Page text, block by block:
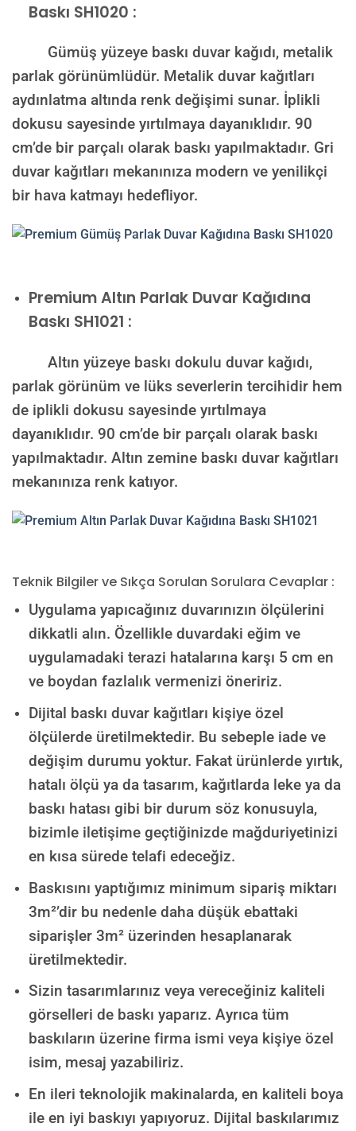
Baskı SH1020 :
Gümüş yüzeye baskı duvar kağıdı, metalik
parlak görünümlüdür. Metalik duvar kağıtları
aydınlatma altında renk değişimi sunar. İplikli
dokusu sayesinde yırtılmaya dayanıklıdır. 90
cm’de bir parçalı olarak baskı yapılmaktadır. Gri
duvar kağıtları mekanınıza modern ve yenilikçi
bir hava katmayı hedefliyor.
PremiumAltın Parlak Duvar Kağıdına
Baskı SH1021 :
Altın yüzeye baskı dokulu duvar kağıdı,
parlak görünüm ve lüks severlerin tercihidir hem
de iplikli dokusu sayesinde yırtılmaya
dayanıklıdır. 90 cm’de bir parçalı olarak baskı
yapılmaktadır. Altın zemine baskı duvar kağıtları
mekanınıza renk katıyor.
Teknik Bilgiler ve Sıkça Sorulan Sorulara Cevaplar :
Uygulama yapıcağınız duvarınızın ölçülerini
dikkatli alın. Özellikle duvardaki eğim ve
uygulamadaki terazi hatalarına karşı 5 cm en
ve boydan fazlalık vermenizi öneririz.
Dijital baskı duvar kağıtları kişiye özel
ölçülerde üretilmektedir. Bu sebeple iade ve
değişim durumu yoktur. Fakat ürünlerde yırtık,
hatalı ölçü ya da tasarım, kağıtlarda leke ya da
baskı hatası gibi bir durum söz konusuyla,
bizimle iletişime geçtiğinizde mağduriyetinizi
en kısa sürede telafi edeceğiz.
Baskısını yaptığımız minimum sipariş miktarı
3m²’dir bu nedenle daha düşük ebattaki
siparişler 3m² üzerinden hesaplanarak
üretilmektedir.
Sizin tasarımlarınız veya vereceğiniz kaliteli
görselleri de baskı yaparız. Ayrıca tüm
baskıların üzerine firma ismi veya kişiye özel
isim, mesaj yazabiliriz.
En ileri teknolojik makinalarda, en kaliteli boya
ile en iyi baskıyı yapıyoruz. Dijital baskılarımız